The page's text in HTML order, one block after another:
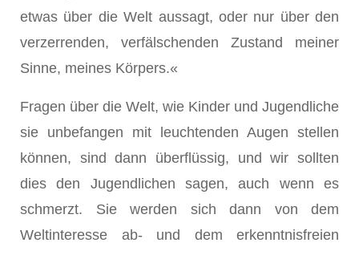
etwas über die Welt aussagt, oder nur über den
verzerrenden, verfälschenden Zustand meiner
Sinne, meines Körpers.«
Fragen über die Welt, wie Kinder und Jugendliche
sie unbefangen mit leuchtenden Augen stellen
können, sind dann überflüssig, und wir sollten
dies den Jugendlichen sagen, auch wenn es
schmerzt. Sie werden sich dann von dem
Weltinteresse ab- und dem erkenntnisfreien